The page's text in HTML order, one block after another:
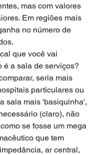
mas com valores
Em regiões mais
no número de
que você vai
é a sala de serviços?
seria mais
particulares ou
sala mais 'basiquinha',
(claro), não
se fosse um mega
que tem
ar central,